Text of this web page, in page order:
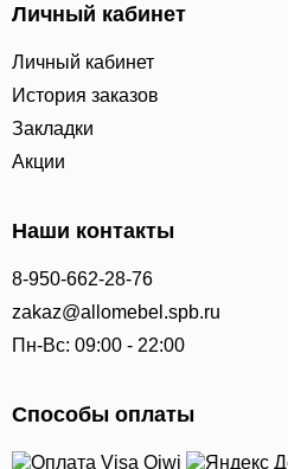
Личный кабинет
Личный кабинет
История заказов
Закладки
Акции
Наши контакты
8-950-662-28-76
zakaz@allomebel.spb.ru
Пн-Вс: 09:00 - 22:00
Способы оплаты